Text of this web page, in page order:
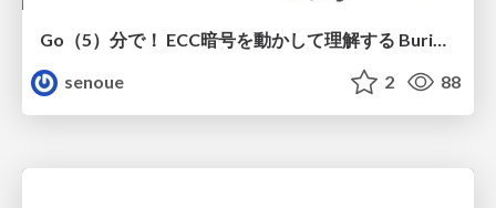
Go（5）分で！ ECC暗号を動かして理解する BuriKaigi 2026
senoue
2 88